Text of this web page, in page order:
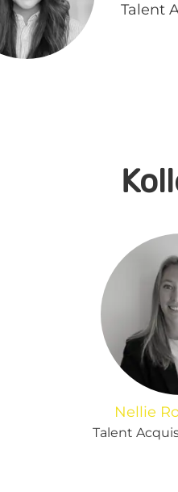
Talent
Nellie
Talent